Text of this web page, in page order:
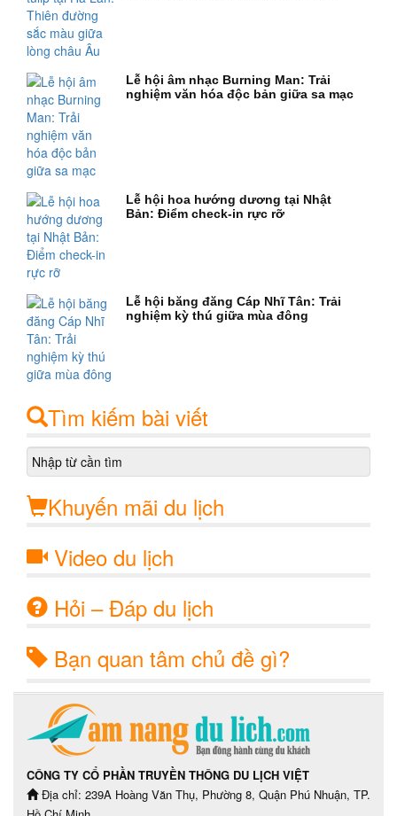
Lễ hội âm nhạc Burning Man: Trải
nghiệm văn hóa độc bản giữa sa mạc
Lễ hội hoa hướng dương tại Nhật
Bản: Điểm check-in rực rỡ
Lễ hội băng đăng Cáp Nhĩ Tân: Trải
nghiệm kỳ thú giữa mùa đông
Tìm kiếm bài viết
Khuyến mãi du lịch
Video du lịch
Hỏi – Đáp du lịch
Bạn quan tâm chủ đề gì?
CÔNG TY CỔ PHẦN TRUYỀN THÔNG DU LỊCH VIỆT
Địa chỉ: 239A Hoàng Văn Thụ, Phường 8, Quận Phú Nhuận, TP.